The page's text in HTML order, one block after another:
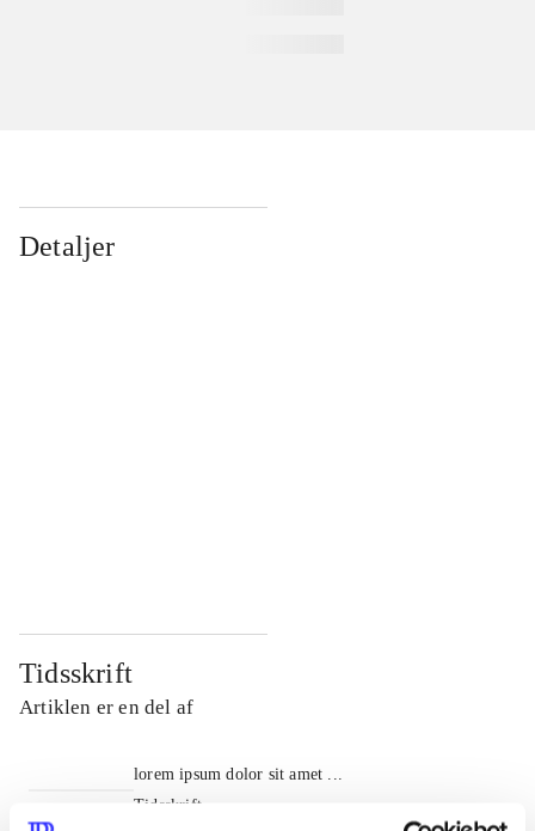
Detaljer
Tidsskrift
Artiklen er en del af
lorem ipsum dolor sit amet ...
Tidsskrift